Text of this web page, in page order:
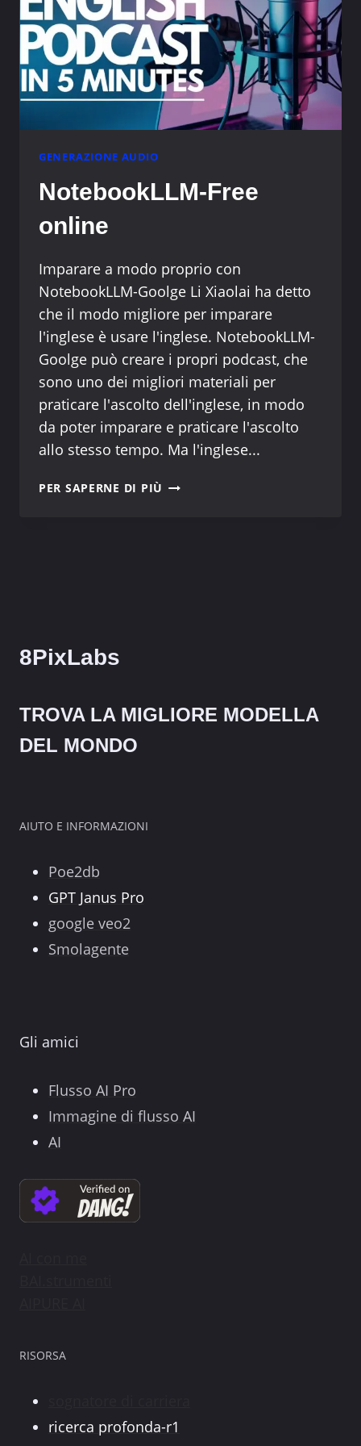
GENERAZIONE AUDIO
NotebookLLM-Free
online
Imparare a modo proprio con
NotebookLLM-Goolge Li Xiaolai ha detto
che il modo migliore per imparare
l'inglese è usare l'inglese. NotebookLLM-
Goolge può creare i propri podcast, che
sono uno dei migliori materiali per
praticare l'ascolto dell'inglese, in modo
da poter imparare e praticare l'ascolto
allo stesso tempo. Ma l'inglese...
PER SAPERNE DI PIÙ NOTEBOOKLLM-
8PixLabs
TROVA LA MIGLIORE MODELLA
DEL MONDO
AIUTO E INFORMAZIONI
Poe2db
GPT Janus Pro
google veo2
Smolagente
Gli amici
Flusso AI Pro
Immagine di flusso AI
AI
RISORSA
ricerca profonda-r1